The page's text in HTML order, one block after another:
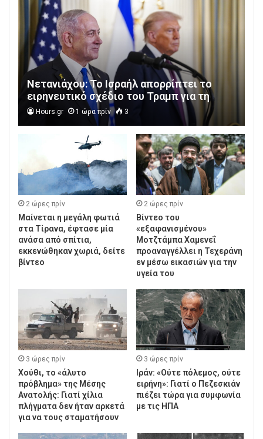
Νετανιάχου: Το Ισραήλ απορρίπτει το
ειρηνευτικό σχέδιο του Τραμπ για τη
Γάζα, δεν αποσύρουμε τον στρατό μέχρι
να αφοπλιστεί εντελώς η Χαμάς
Hours.gr 1 ώρα πρίν 3
2 ώρες πρίν
Μαίνεται η μεγάλη φωτιά
στα Τίρανα, έφτασε μία
ανάσα από σπίτια,
εκκενώθηκαν χωριά, δείτε
βίντεο
2 ώρες πρίν
Βίντεο του
«εξαφανισμένου»
Μοτζτάμπα Χαμενεΐ
προαναγγέλλει η Τεχεράνη
εν μέσω εικασιών για την
υγεία του
3 ώρες πρίν
Χούθι, το «άλυτο
πρόβλημα» της Μέσης
Ανατολής: Γιατί χίλια
πλήγματα δεν ήταν αρκετά
για να τους σταματήσουν
3 ώρες πρίν
Ιράν: «Ούτε πόλεμος, ούτε
ειρήνη»: Γιατί ο Πεζεσκιάν
πιέζει τώρα για συμφωνία
με τις ΗΠΑ